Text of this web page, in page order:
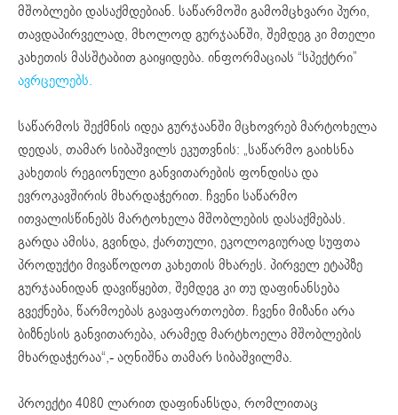
მშობლები დასაქმდებიან. საწარმოში გამომცხვარი პური,
თავდაპირველად, მხოლოდ გურჯაანში, შემდეგ კი მთელი
კახეთის მასშტაბით გაიყიდება. ინფორმაციას “სპექტრი”
ავრცელებს.
საწარმოს შექმნის იდეა გურჯაანში მცხოვრებ მარტოხელა
დედას, თამარ სიბაშვილს ეკუთვნის: „საწარმო გაიხსნა
კახეთის რეგიონული განვითარების ფონდისა და
ევროკავშირის მხარდაჭერით. ჩვენი საწარმო
ითვალისწინებს მარტოხელა მშობლების დასაქმებას.
გარდა ამისა, გვინდა, ქართული, ეკოლოგიურად სუფთა
პროდუქტი მივაწოდოთ კახეთის მხარეს. პირველ ეტაპზე
გურჯაანიდან დავიწყებთ, შემდეგ კი თუ დაფინანსება
გვექნება, წარმოებას გავაფართოებთ. ჩვენი მიზანი არა
ბიზნესის განვითარება, არამედ მარტხოელა მშობლების
მხარდაჭერაა“,- აღნიშნა თამარ სიბაშვილმა.
პროექტი 4080 ლარით დაფინანსდა, რომლითაც